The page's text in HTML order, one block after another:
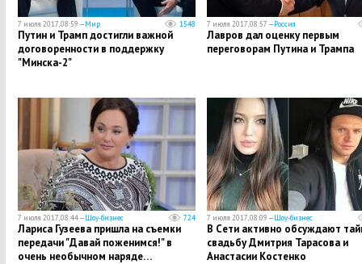
7 июля 2017, 08:59 —Мир 1548
Путин и Трамп достигли важной
договоренности в поддержку
"Минска-2"
7 июля 2017, 08:57 —Россия
Лавров дал оценку первым
переговорам Путина и Трампа
7 июля 2017, 08:44 —Шоу-бизнес 724
Лариса Гузеева пришла на съемки
передачи "Давай поженимся!" в
очень необычном наряде…
7 июля 2017, 08:09 —Шоу-бизнес
В Сети активно обсуждают
свадьбу Дмитрия Тарасова и
Анастасии Костенко